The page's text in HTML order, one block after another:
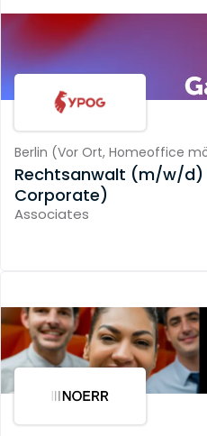
Berlin (Vor Ort, Homeoffice
Rechtsanwalt (m/w/d)
Corporate)
Associates